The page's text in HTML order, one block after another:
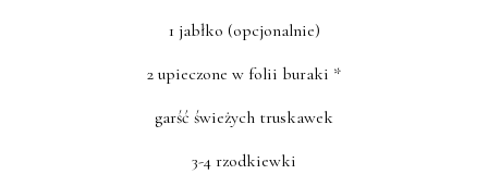
1 jabłko (opcjonalnie)
2 upieczone w folii buraki *
garść świeżych truskawek
3-4 rzodkiewki